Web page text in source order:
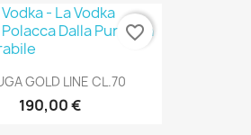
GOLD LINE CL.70
190,00 €
favorite_border